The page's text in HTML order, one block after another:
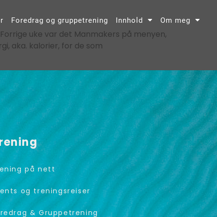
Foredrag og gruppetrening Innhold Om meg
Forrige uke var det Manmakers på menyen,
aka. kalorier, for de som
på nett
og treningsreiser
& Gruppetrening